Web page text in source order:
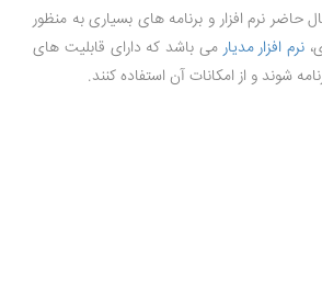
نرم افزار و برنامه های بسیاری به منظور
نرم افزار مدیارمی باشد که دارای قابلیت های